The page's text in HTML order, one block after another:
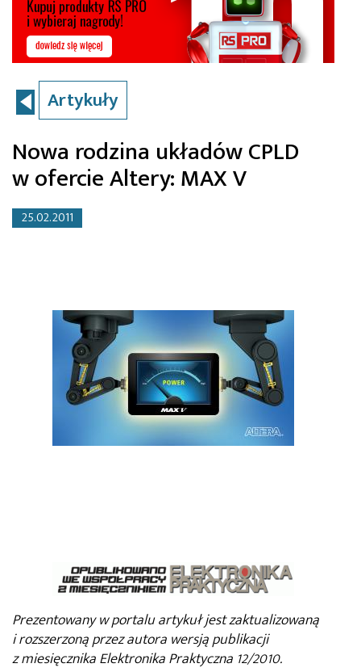
Artykuły
Nowa rodzina układów CPLD
w ofercie Altery: MAX V
25.02.2011
Prezentowany w portalu artykuł jest zaktualizowaną
i rozszerzoną przez autora wersją publikacji
z miesięcznika Elektronika Praktyczna 12/2010.